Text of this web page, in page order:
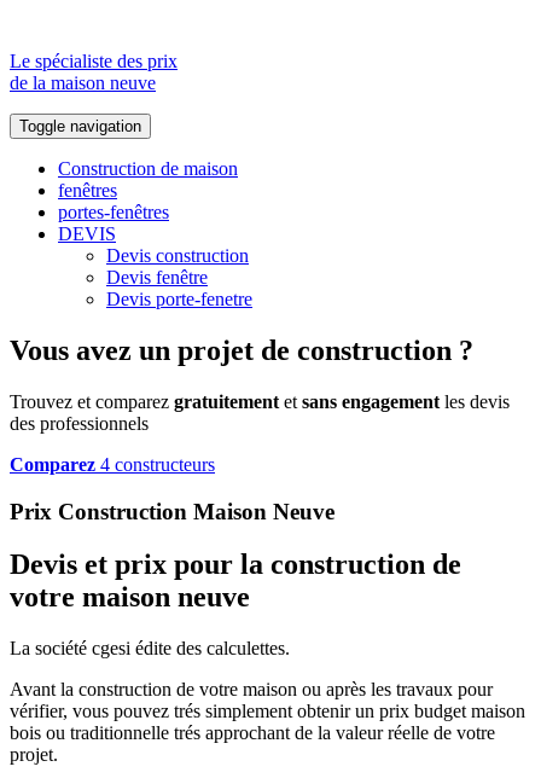
Le spécialiste des prix
de la maison neuve
Toggle navigation
Construction de maison
fenêtres
portes-fenêtres
DEVIS
Devis construction
Devis fenêtre
Devis porte-fenetre
Vous avez un projet de construction ?
Trouvez et comparez gratuitement et sans engagement les devis
des professionnels
Comparez 4 constructeurs
Prix Construction Maison Neuve
Devis et prix pour la construction de
votre maison neuve
La société cgesi édite des calculettes.
Avant la construction de votre maison ou après les travaux pour
vérifier, vous pouvez trés simplement obtenir un prix budget maison
bois ou traditionnelle trés approchant de la valeur réelle de votre
projet.